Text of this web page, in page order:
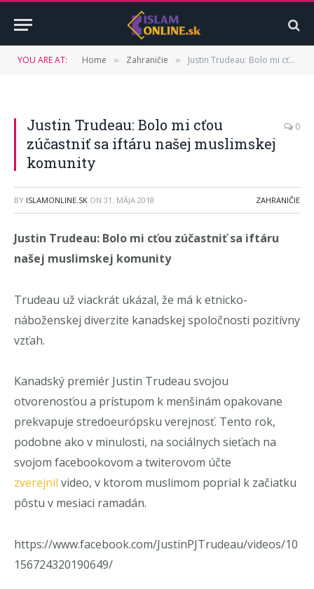
YOU ARE AT: Home » Zahraničie » Justin Trudeau: Bolo mi cťou zúčastniť sa iftáru našej muslimskej komunity
Justin Trudeau: Bolo mi cťou
zúčastniť sa iftáru našej muslimskej
komunity
0
BY ISLAMONLINE.SK ON 31. MÁJA 2018 ZAHRANIČIE
Justin Trudeau: Bolo mi cťou zúčastniť sa iftáru
našej muslimskej komunity
Trudeau už viackrát ukázal, že má k etnicko-
náboženskej diverzite kanadskej spoločnosti pozitívny
vzťah.
Kanadský premiér Justin Trudeau svojou
otvorenosťou a prístupom k menšinám opakovane
prekvapuje stredoeurópsku verejnosť. Tento rok,
podobne ako v minulosti, na sociálnych sieťach na
svojom facebookovom a twiterovom účte
zverejnil video, v ktorom muslimom poprial k začiatku
pôstu v mesiaci ramadán.
https://www.facebook.com/JustinPJTrudeau/videos/10
156724320190649/